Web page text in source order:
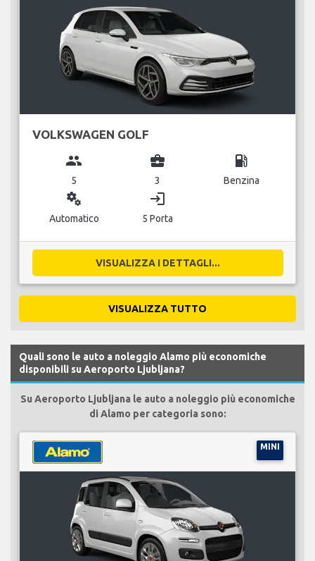
VOLKSWAGEN GOLF
group
5
business_center
3
local_gas_station
Benzina
miscellaneous_services
Automatico
login
5 Porta
VISUALIZZA I DETTAGLI...
VISUALIZZA TUTTO
Quali sono le auto a noleggio Alamo più economiche
disponibili su Aeroporto Ljubljana?
Su Aeroporto Ljubljana le auto a noleggio più economiche
di Alamo per categoria sono:
MINI